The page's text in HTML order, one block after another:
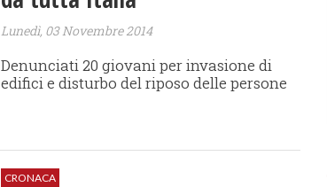
Lunedì, 03 Novembre 2014
Denunciati 20 giovani per invasione di
edifici e disturbo del riposo delle persone
CRONACA